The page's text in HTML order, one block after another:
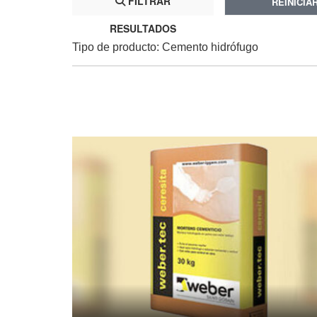
RESULTADOS
Tipo de producto: Cemento hidrófugo